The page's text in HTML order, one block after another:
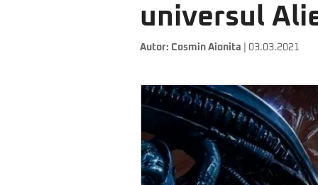
universul
Autor: Cosmin Aionita | 03.03.2021